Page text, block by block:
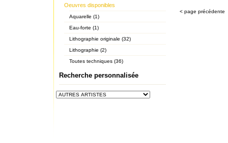
Oeuvres disponibles
Aquarelle (1)
Eau-forte (1)
Lithographie originale (32)
Lithographie (2)
Toutes techniques (36)
Recherche personnalisée
< page précédente